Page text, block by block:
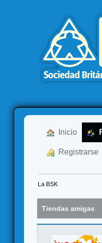
Inicio
Registrarse
La BSK
Tiendas amigas